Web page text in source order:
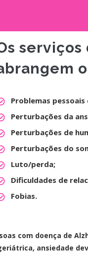
Problemas
Perturbações da
Perturbações de
Perturbações do
Luto/perda;
Dificuldades de
Fobias.
com doença de
ansiedade